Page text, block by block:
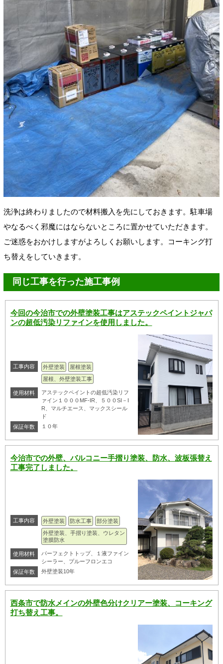
洗浄は終わりましたので材料搬入を先にしておきます。駐車場
やなるべく邪魔にはならないところに置かせていただきます。
ご迷惑をおかけしますがよろしくお願いします。コーキング打
ち替えをしていきます。
同じ工事を行った施工事例
今回の今治市での外壁塗装工事はアステックペイントジャパ
ンの超低汚染リファインを使用しました。
工事内容 外壁塗装
屋根塗装
屋根、外壁塗装工事
使用材料
アステックペイントの超低汚染リフ
ァイン１０００MF-IR、５００SI－I
R、マルチエース、マックスシール
ド
保証年数
１０年
今治市での外壁、バルコニー手摺り塗装、防水、波板張替え
工事完了しました。
工事内容 外壁塗装 防水工事
部分塗装
外壁塗装、手摺り塗装、ウレタン
塗膜防水
使用材料
パーフェクトトップ、１液ファイン
シーラー、プルーフロンエコ
保証年数
外壁塗装10年
西条市で防水メインの外壁色分けクリアー塗装、コーキング
打ち替え工事。